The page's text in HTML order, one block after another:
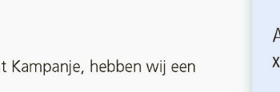
ben jij toekomstbestendig?